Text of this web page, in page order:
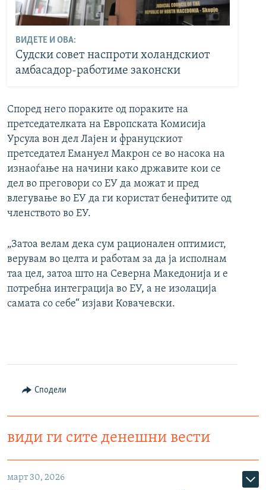
ВИДЕТЕ И ОВА:
Судски совет наспроти холандскиот
амбасадор-работиме законски
Според него пораките од пораките на
претседателката на Европската Комисија
Урсула вон дел Лајен и франуцскиот
претседател Емануел Макрон се во насока на
изнаоѓање на начини како државите кои се
дел во преговори со ЕУ да можат и пред
влегување во ЕУ да ги користат бенефитите од
членството во ЕУ.
„Затоа велам дека сум рационален оптимист,
верувам во целта и работам за да ја исполнам
таа цел, затоа што на Северна Македонија и е
потребна интеграција во ЕУ, а не изолација
самата со себе“ изјави Ковачевски.
Сподели
види ги сите денешни вести
март 30, 2026